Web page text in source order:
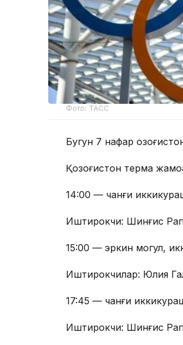
Фото: ТАСС
Бугун 7 нафар
Қозоғистон терма
14:00 — чанғи
Иштирокчи: Шинғис
15:00 — эркин могул,
Иштирокчилар: Юлия
17:45 — чанғи
Иштирокчи: Шинғис